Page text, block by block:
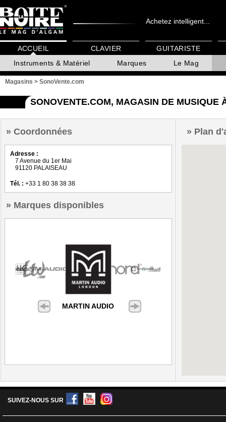
Achetez intelligent...
ACCUEIL
Instruments & Matériel
Marques Le Mag
CLAVIER GUITARISTE
Magasins > SonoVente.com
SONOVENTE.COM, MAGASIN DE MUSIQUE
Coordonnées
Adresse :
7 Avenue du 1er Mai
91120 PALAISEAU
Tél. : +33 1 80 38 38 38
Marques disponibles
MARTIN AUDIO
Plan
SUIVEZ-NOUS SUR